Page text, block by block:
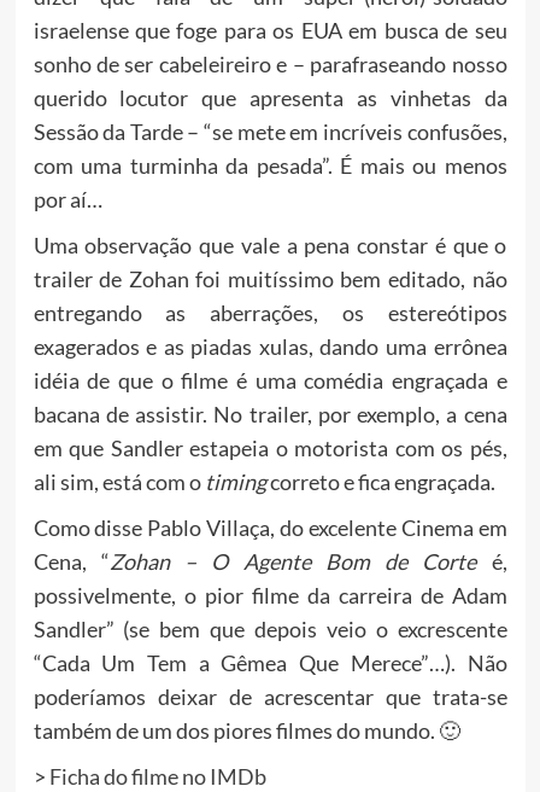
israelense que foge para os EUA em busca de seu
sonho de ser cabeleireiro e – parafraseando nosso
querido locutor que apresenta as vinhetas da
Sessão da Tarde – “se mete em incríveis confusões,
com uma turminha da pesada”. É mais ou menos
por aí…
Uma observação que vale a pena constar é que o
trailer de Zohan foi muitíssimo bem editado, não
entregando as aberrações, os estereótipos
exagerados e as piadas xulas, dando uma errônea
idéia de que o filme é uma comédia engraçada e
bacana de assistir. No trailer, por exemplo, a cena
em que Sandler estapeia o motorista com os pés,
ali sim, está com o timingcorreto e fica engraçada.
Como disse Pablo Villaça, do excelente Cinema em
Cena, “Zohan – O Agente Bom de Corteé,
possivelmente, o pior filme da carreira de Adam
Sandler” (se bem que depois veio o excrescente
“Cada Um Tem a Gêmea Que Merece”…). Não
poderíamos deixar de acrescentar que trata-se
também de um dos piores filmes do mundo. 🙂
> Ficha do filme no IMDb